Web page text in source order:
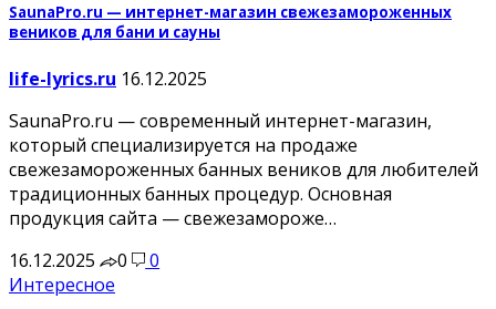
SaunaPro.ru — интернет-магазин свежезамороженных
веников для бани и сауны
life-lyrics.ru 16.12.2025
SaunaPro.ru — современный интернет-магазин,
который специализируется на продаже
свежезамороженных банных веников для любителей
традиционных банных процедур. Основная
продукция сайта — свежезамороже…
16.12.2025
0
0
Интересное